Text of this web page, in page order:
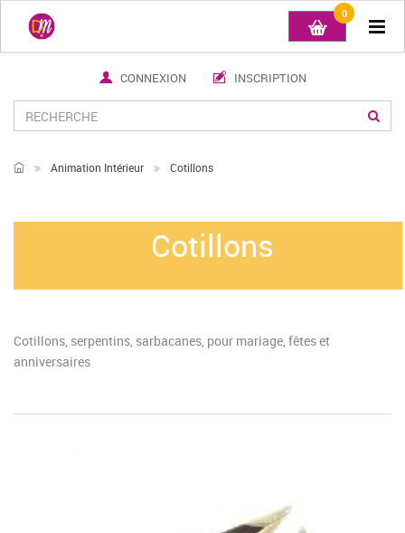
CONNEXION INSCRIPTION
0
Animation Intérieur Cotillons
Cotillons
Cotillons, serpentins, sarbacanes, pour mariage, fêtes et
anniversaires